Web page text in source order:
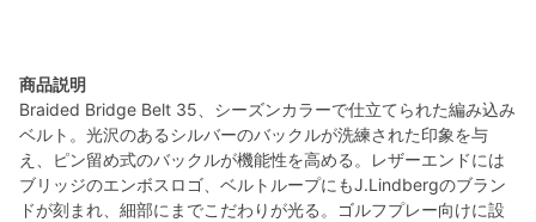
商品説明
Braided Bridge Belt 35、シーズンカラーで仕立てられた編み込み
ベルト。光沢のあるシルバーのバックルが洗練された印象を与
え、ピン留め式のバックルが機能性を高める。レザーエンドには
ブリッジのエンボスロゴ、ベルトループにもJ.Lindbergのブラン
ドが刻まれ、細部にまでこだわりが光る。ゴルフプレー向けに設